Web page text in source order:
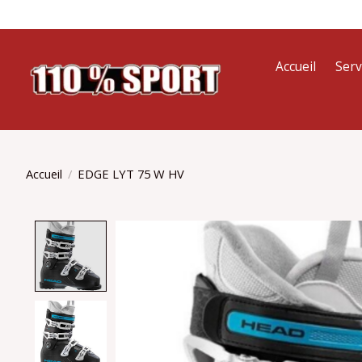
Accueil
Accueil / EDGE LYT 75 W HV
Product image slideshow Items